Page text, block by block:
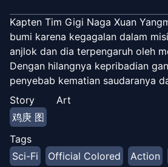
Kapten Tim Gigi Naga Xuan
bumi karena kegagalan dalam
anjlok dan dia terpengaruh oleh
Dengan hilangnya kepribadian
penyebab kematian saudaranya
Story
鸡庚 图
Art
Tags
Sci-Fi
Official Colored Action